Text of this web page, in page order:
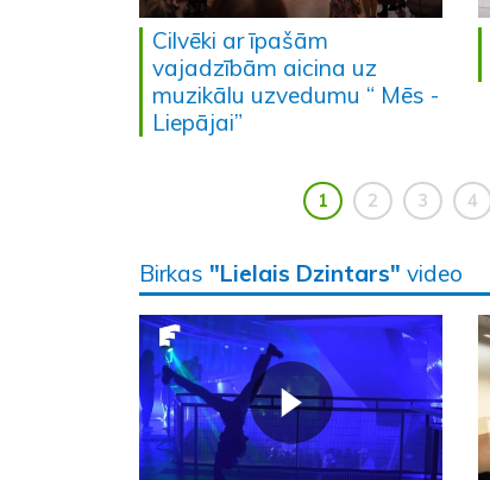
Cilvēki ar īpašām
vajadzībām aicina uz
muzikālu uzvedumu “ Mēs -
Liepājai”
1 2 3 4
Birkas "Lielais Dzintars" video